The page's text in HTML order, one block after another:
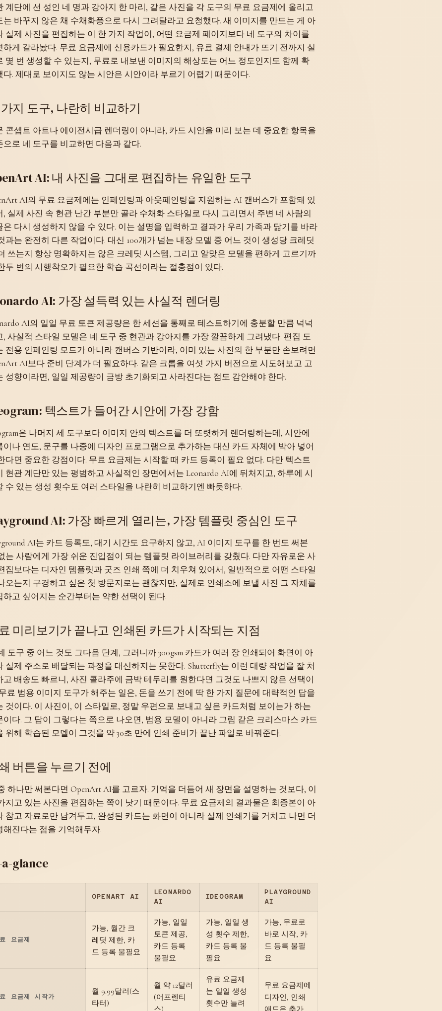
계단에 선 성인 네 명과 강아지 한 마리, 같은 사진을 각 도구의 무료 요금제에 올리고
는 바꾸지 않은 채 수채화풍으로 다시 그려달라고 요청했다. 새 이미지를 만드는 게 아
실제 사진을 편집하는 이 한 가지 작업이, 어떤 요금제 페이지보다 네 도구의 차이를
하게 갈라놨다. 무료 요금제에 신용카드가 필요한지, 유료 결제 안내가 뜨기 전까지 실
몇 번 생성할 수 있는지, 무료로 내보낸 이미지의 해상도는 어느 정도인지도 함께 확
다. 제대로 보이지도 않는 시안은 시안이라 부르기 어렵기 때문이다.
지 도구, 나란히 비교하기
콘셉트 아트나 에이전시급 렌더링이 아니라, 카드 시안을 미리 보는 데 중요한 항목을
으로 네 도구를 비교하면 다음과 같다.
AI: 내 사진을 그대로 편집하는 유일한 도구
AI의 무료 요금제에는 인페인팅과 아웃페인팅을 지원하는 AI 캔버스가 포함돼 있
, 실제 사진 속 현관 난간 부분만 골라 수채화 스타일로 다시 그리면서 주변 네 사람의
은 다시 생성하지 않을 수 있다. 이는 설명을 입력하고 결과가 우리 가족과 닮기를 바라
과는 완전히 다른 작업이다. 대신 100개가 넘는 내장 모델 중 어느 것이 생성당 크레딧
쓰는지 항상 명확하지는 않은 크레딧 시스템, 그리고 알맞은 모델을 편하게 고르기까
두 번의 시행착오가 필요한 학습 곡선이라는 절충점이 있다.
AI: 가장 설득력 있는 사실적 렌더링
AI의 일일 무료 토큰 제공량은 한 세션을 통째로 테스트하기에 충분할 만큼 넉넉
, 사실적 스타일 모델은 네 도구 중 현관과 강아지를 가장 깔끔하게 그려냈다. 편집 도
전용 인페인팅 모드가 아니라 캔버스 기반이라, 이미 있는 사진의 한 부분만 손보려면
AI보다 준비 단계가 더 필요하다. 같은 크롭을 여섯 가지 버전으로 시도해보고 고
성향이라면, 일일 제공량이 금방 초기화되고 사라진다는 점도 감안해야 한다.
텍스트가 들어간 시안에 가장 강함
은 나머지 세 도구보다 이미지 안의 텍스트를 더 또렷하게 렌더링하는데, 시안에
이나 연도, 문구를 나중에 디자인 프로그램으로 추가하는 대신 카드 자체에 박아 넣어
다면 중요한 강점이다. 무료 요금제는 시작할 때 카드 등록이 필요 없다. 다만 텍스트
현관 계단만 있는 평범하고 사실적인 장면에서는 Leonardo AI에 뒤처지고, 하루에 시
수 있는 생성 횟수도 여러 스타일을 나란히 비교하기엔 빠듯하다.
AI: 가장 빠르게 열리는, 가장 템플릿 중심인 도구
AI는 카드 등록도, 대기 시간도 요구하지 않고, AI 이미지 도구를 한 번도 써본
는 사람에게 가장 쉬운 진입점이 되는 템플릿 라이브러리를 갖췄다. 다만 자유로운 사
집보다는 디자인 템플릿과 굿즈 인쇄 쪽에 더 치우쳐 있어서, 일반적으로 어떤 스타일
오는지 구경하고 싶은 첫 방문지로는 괜찮지만, 실제로 인쇄소에 보낼 사진 그 자체를
하고 싶어지는 순간부터는 약한 선택이 된다.
미리보기가 끝나고 인쇄된 카드가 시작되는 지점
도구 중 어느 것도 그다음 단계, 그러니까 300gsm 카드가 여러 장 인쇄되어 화면이 아
실제 주소로 배달되는 과정을 대신하지는 못한다. Shutterfly는 이런 대량 작업을 잘 처
고 배송도 빠르니, 사진 콜라주에 금박 테두리를 원한다면 그것도 나쁘지 않은 선택이
료 범용 이미지 도구가 해주는 일은, 돈을 쓰기 전에 딱 한 가지 질문에 대략적인 답을
것이다. 이 사진이, 이 스타일로, 정말 우편으로 보내고 싶은 카드처럼 보이는가 하는
이다. 그 답이 그렇다는 쪽으로 나오면, 범용 모델이 아니라 그림 같은 크리스마스 카드
위해 학습된 모델이 그것을 약 30초 만에 인쇄 준비가 끝난 파일로 바꿔준다.
버튼을 누르기 전에
하나만 써본다면 OpenArt AI를 고르자. 기억을 더듬어 새 장면을 설명하는 것보다, 이
지고 있는 사진을 편집하는 쪽이 낫기 때문이다. 무료 요금제의 결과물은 최종본이 아
참고 자료로만 남겨두고, 완성된 카드는 화면이 아니라 실제 인쇄기를 거치고 나면 더
해진다는 점을 기억해두자.
glance
OPENART AI
LEONARDO
AI
IDEOGRAM
PLAYGROUND
AI
요금제
가능, 월간 크
레딧 제한, 카
드 등록 불필요
가능, 일일
토큰 제공,
카드 등록
불필요
가능, 일일 생
성 횟수 제한,
카드 등록 불
필요
가능, 무료로
바로 시작, 카
드 등록 불필
요
요금제 시작가
월 9.99달러(스
타터)
월 약 12달러
(어프렌티
스)
유료 요금제
는 일일 생성
횟수만 늘려
무료 요금제에
디자인, 인쇄
애드온 추가